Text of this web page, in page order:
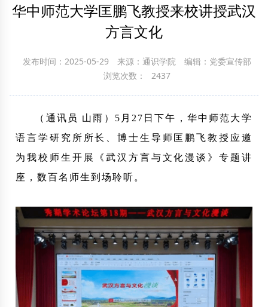
华中师范大学匡鹏飞教授来校讲授武汉
方言文化
发布时间：2025-05-29 来源：通识学院
编辑：党委宣传部
浏览次数：
2437
（通讯员 山雨）5月27日下午，华中师范大学
语言学研究所所长、博士生导师匡鹏飞教授应邀
为我校师生开展《武汉方言与文化漫谈》专题讲
座，数百名师生到场聆听。